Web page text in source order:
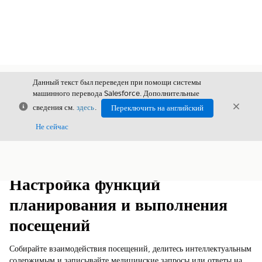
Закрыть
Данный текст был переведен при помощи системы
машинного перевода Salesforce. Дополнительные
сведения см. здесь.
Переключить на английский
Не сейчас
Настройка функций
планирования и выполнения
посещений
Собирайте взаимодействия посещений, делитесь интеллектуальным